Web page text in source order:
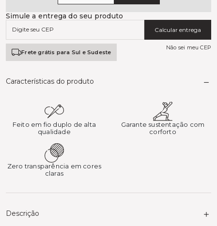
Simule a entrega do seu produto
Calcular entrega
Frete grátis para Sul e Sudeste
Não sei meu CEP
Características do produto
Feito em fio duplo de alta
qualidade
Garante sustentação com
corforto
Zero transparência em cores
claras
Descrição